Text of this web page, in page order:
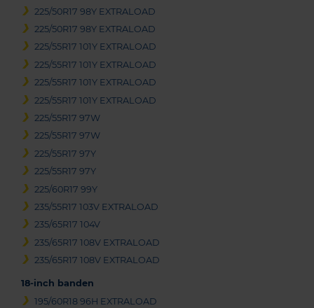
225/50R17 98Y EXTRALOAD
225/50R17 98Y EXTRALOAD
225/55R17 101Y EXTRALOAD
225/55R17 101Y EXTRALOAD
225/55R17 101Y EXTRALOAD
225/55R17 101Y EXTRALOAD
225/55R17 97W
225/55R17 97W
225/55R17 97Y
225/55R17 97Y
225/60R17 99Y
235/55R17 103V EXTRALOAD
235/65R17 104V
235/65R17 108V EXTRALOAD
235/65R17 108V EXTRALOAD
18-inch banden
195/60R18 96H EXTRALOAD